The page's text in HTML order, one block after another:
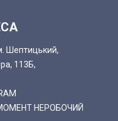
Шептицький,
113Б,
МОМЕНТ НЕРОБОЧИЙ